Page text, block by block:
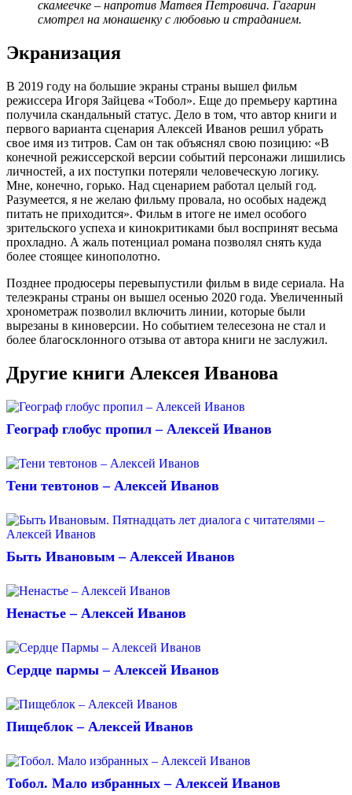
скамеечке – напротив Матвея Петровича. Гагарин
смотрел на монашенку с любовью и страданием.
Экранизация
В 2019 году на большие экраны страны вышел фильм
режиссера Игоря Зайцева «Тобол». Еще до премьеру картина
получила скандальный статус. Дело в том, что автор книги и
первого варианта сценария Алексей Иванов решил убрать
свое имя из титров. Сам он так объяснял свою позицию: «В
конечной режиссерской версии событий персонажи лишились
личностей, а их поступки потеряли человеческую логику.
Мне, конечно, горько. Над сценарием работал целый год.
Разумеется, я не желаю фильму провала, но особых надежд
питать не приходится». Фильм в итоге не имел особого
зрительского успеха и кинокритиками был воспринят весьма
прохладно. А жаль потенциал романа позволял снять куда
более стоящее кинополотно.
Позднее продюсеры перевыпустили фильм в виде сериала. На
телеэкраны страны он вышел осенью 2020 года. Увеличенный
хронометраж позволил включить линии, которые были
вырезаны в киноверсии. Но событием телесезона не стал и
более благосклонного отзыва от автора книги не заслужил.
Другие книги Алексея Иванова
Географ глобус пропил – Алексей Иванов
Тени тевтонов – Алексей Иванов
Быть Ивановым – Алексей Иванов
Ненастье – Алексей Иванов
Сердце пармы – Алексей Иванов
Пищеблок – Алексей Иванов
Тобол. Мало избранных – Алексей Иванов